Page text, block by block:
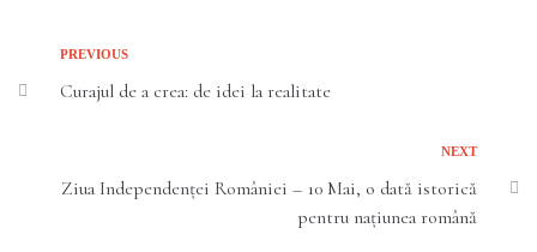
PREVIOUS
Curajul de a crea: de idei la realitate
NEXT
Ziua Independenței României – 10 Mai, o dată istorică
pentru națiunea română